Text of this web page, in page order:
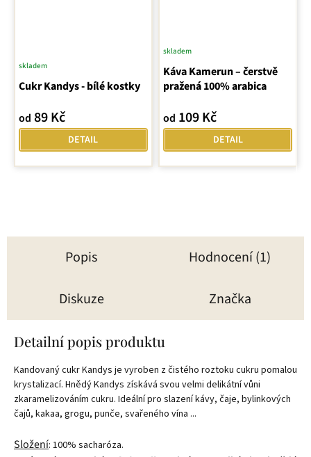
Cukr Kandys - bílé kostky
Průměrné
hodnocení
je
z
5
skladem
od 89 Kč
DETAIL
Káva Kamerun – čerstvě
pražená 100% arabica
skladem
od 109 Kč
DETAIL
Popis Hodnocení (1)
Diskuze Značka
Detailní popis produktu
Kandovaný cukr Kandys je vyroben z čistého roztoku cukru pomalou
krystalizací. Hnědý Kandys získává svou velmi delikátní vůni
zkaramelizováním cukru. Ideální pro slazení kávy, čaje, bylinkových
čajů, kakaa, grogu, punče, svařeného vína ...
Složení: 100% sacharóza.